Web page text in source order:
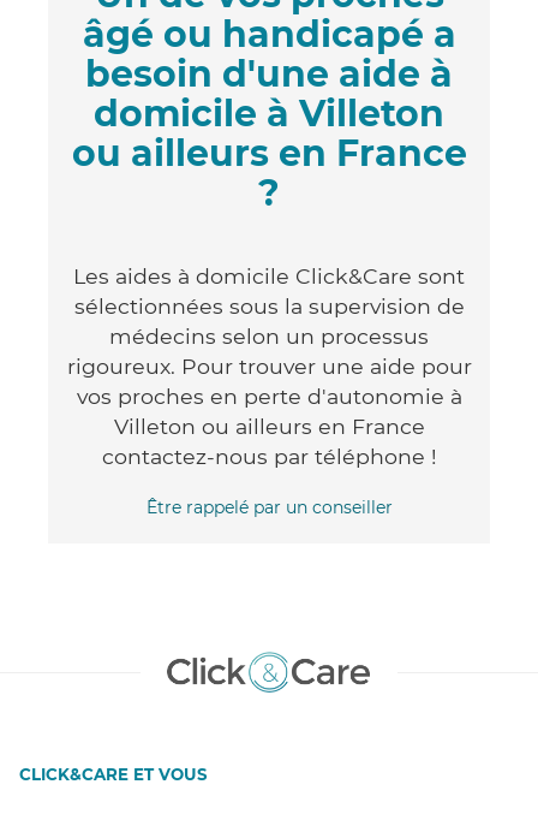
âgé ou handicapé a
besoin d'une aide à
domicile à Villeton
ou ailleurs en France
?
Les aides à domicile Click&Care sont
sélectionnées sous la supervision de
médecins selon un processus
rigoureux. Pour trouver une aide pour
vos proches en perte d'autonomie à
Villeton ou ailleurs en France
contactez-nous par téléphone !
Être rappelé par un conseiller
CLICK&CARE ET VOUS